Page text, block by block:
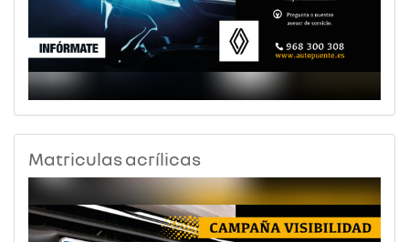
Matriculas acrílicas